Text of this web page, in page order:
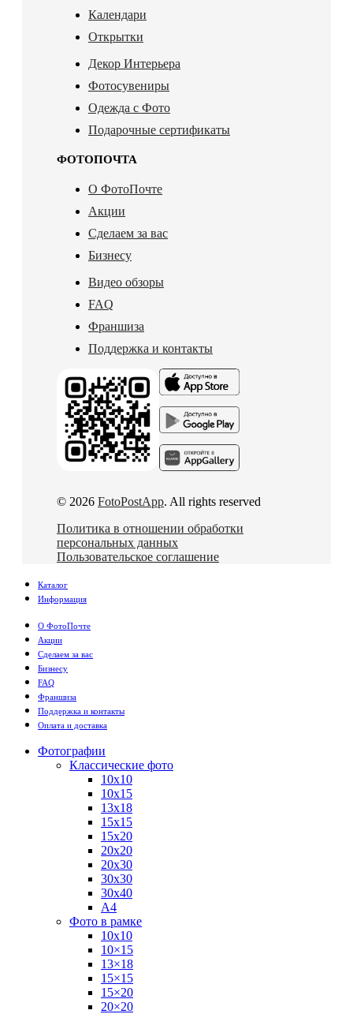
Календари
Открытки
Декор Интерьера
Фотосувениры
Одежда с Фото
Подарочные сертификаты
ФОТОПОЧТА
О ФотоПочте
Акции
Сделаем за вас
Бизнесу
Видео обзоры
FAQ
Франшиза
Поддержка и контакты
© 2026 FotoPostApp. All rights reserved
Политика в отношении обработки
персональных данных
Пользовательское соглашение
Каталог
Информация
О ФотоПочте
Акции
Сделаем за вас
Бизнесу
FAQ
Франшиза
Поддержка и контакты
Оплата и доставка
Фотографии
Классические фото
10х10
10х15
13х18
15х15
15х20
20х20
20х30
30х30
30х40
А4
Фото в рамке
10х10
10×15
13×18
15×15
15×20
20×20